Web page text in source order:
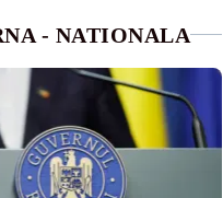
- NATIONALA